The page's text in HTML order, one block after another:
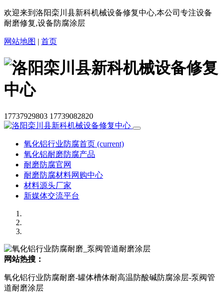
欢迎来到洛阳栾川县新科机械设备修复中心,本公司专注设备
耐磨修复,设备防腐涂层
网站地图 | 首页
17737929803 17739082820
氧化铝行业防腐首页 (current)
氧化铝耐磨防腐产品
耐磨防腐官网
耐磨防腐材料网购中心
材料源头厂家
新媒体交流平台
网站热搜：
氧化铝行业防腐耐磨-罐体槽体耐高温防酸碱防腐涂层-泵阀管
道耐磨涂层